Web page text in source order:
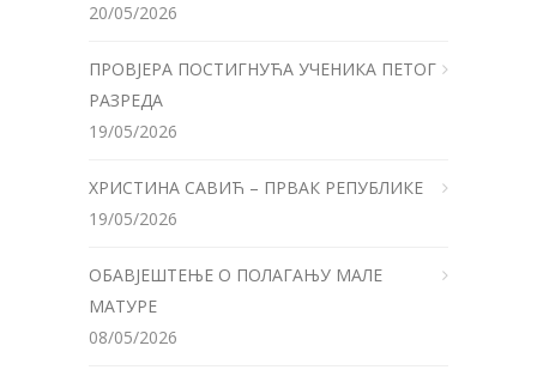
20/05/2026
ПРОВЈЕРА ПОСТИГНУЋА УЧЕНИКА ПЕТОГ
РАЗРЕДА
19/05/2026
ХРИСТИНА САВИЋ – ПРВАК РЕПУБЛИКЕ
19/05/2026
ОБАВЈЕШТЕЊЕ О ПОЛАГАЊУ МАЛЕ
МАТУРЕ
08/05/2026